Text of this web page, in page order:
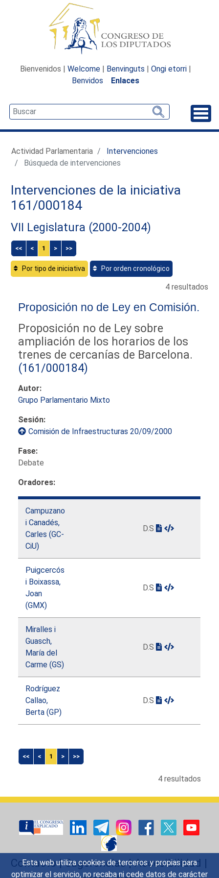
Esta web utiliza cookies de terceros y propias para
optimizar el servicio, no recaba ni cede datos de carácter
Bienvenidos | Welcome | Benvinguts | Ongi etorri |
Benvidos
Enlaces
Actividad Parlamentaria
Intervenciones
Búsqueda de intervenciones
Intervenciones de la iniciativa
161/000184
VII Legislatura (2000-2004)
<< < 1 > >>
Por tipo de iniciativa Por orden cronológico
4 resultados
Proposición no de Ley en Comisión.
Proposición no de Ley sobre
ampliación de los horarios de los
trenes de cercanías de Barcelona.
(161/000184)
Autor:
Grupo Parlamentario Mixto
Sesión:
Comisión de Infraestructuras 20/09/2000
Fase:
Debate
Oradores:
Campuzano
i Canadés,
Carles (GC-
CiU)
D.S
Puigcercós
i Boixassa,
Joan
(GMX)
D.S
Miralles i
Guasch,
María del
Carme (GS)
D.S
Rodríguez
Callao,
Berta (GP)
D.S
<< < 1 > >>
4 resultados
Contacto|Sugerencias|Accesibilidad |